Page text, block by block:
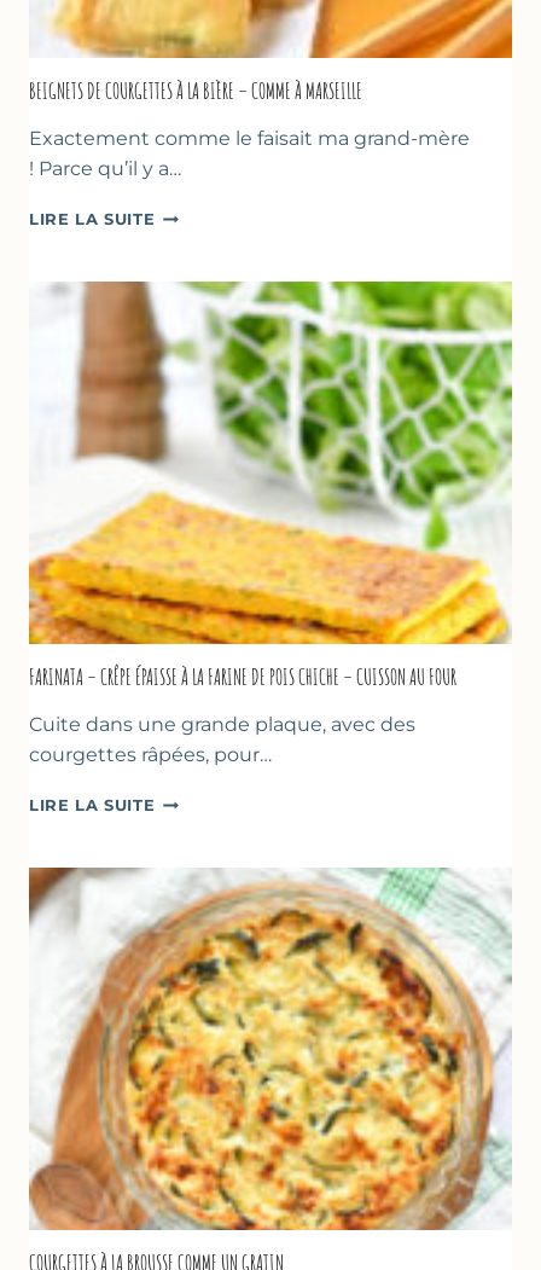
BEIGNETS DE COURGETTES À LA BIÈRE – COMME À MARSEILLE
Exactement comme le faisait ma grand-mère
! Parce qu’il y a…
LIRE LA SUITE BEIGNETS
LA
BIÈRE
–
COMME
À
MARSEILLE
FARINATA – CRÊPE ÉPAISSE À LA FARINE DE POIS CHICHE – CUISSON AU FOUR
Cuite dans une grande plaque, avec des
courgettes râpées, pour…
LIRE LA SUITE FARINATA
ÉPAISSE
À
LA
FARINE
DE
POIS
CHICHE
–
CUISSON
AU
FOUR
COURGETTES À LA BROUSSE COMME UN GRATIN